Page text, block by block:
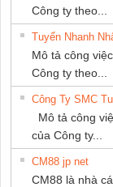
Công ty theo...
Tuyển Nhanh
Mô tả công
Công ty theo...
Công Ty SMC
Mô tả công
của Công ty...
CM88 jp net
CM88 là nhà